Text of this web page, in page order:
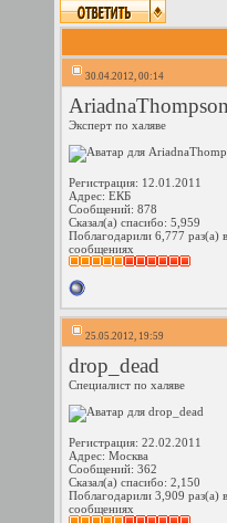
30.04.2012, 00:14
AriadnaThompson
Эксперт по халяве
Регистрация: 12.01.2011
Адрес: ЕКБ
Сообщений: 878
Сказал(а) спасибо: 5,959
Поблагодарили 6,777 раз(а)
сообщениях
25.05.2012, 19:59
drop_dead
Специалист по халяве
Регистрация: 22.02.2011
Адрес: Москва
Сообщений: 362
Сказал(а) спасибо: 2,150
Поблагодарили 3,909 раз(а)
сообщениях